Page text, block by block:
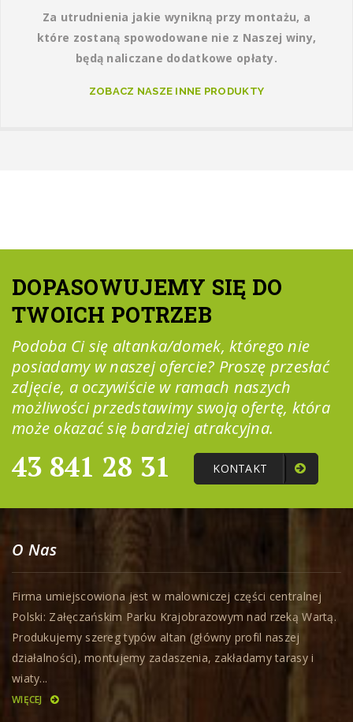
Za utrudnienia jakie wynikną przy montażu, a
które zostaną spowodowane nie z Naszej winy,
będą naliczane dodatkowe opłaty.
ZOBACZ NASZE INNE PRODUKTY
DOPASOWUJEMY SIĘ DO
TWOICH POTRZEB
Podoba Ci się altanka/domek, którego nie
posiadamy w naszej ofercie? Proszę przesłać
zdjęcie, a oczywiście w ramach naszych
możliwości przedstawimy swoją ofertę, która
może okazać się bardziej atrakcyjna.
43 841 28 31 KONTAKT
O Nas
Firma umiejscowiona jest w malowniczej części centralnej
Polski: Załęczańskim Parku Krajobrazowym nad rzeką Wartą.
Produkujemy szereg typów altan (główny profil naszej
działalności), montujemy zadaszenia, zakładamy tarasy i
wiaty...
WIĘCEJ